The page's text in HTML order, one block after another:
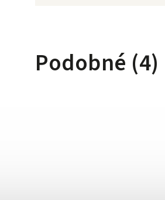
Podobné (4)